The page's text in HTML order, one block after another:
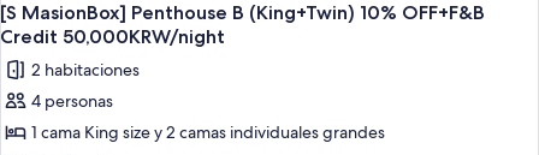
[S MasionBox] Penthouse B (King+Twin) 10% OFF+F&B
Credit 50,000KRW/night
2 habitaciones
4 personas
1 cama King size y 2 camas individuales grandes